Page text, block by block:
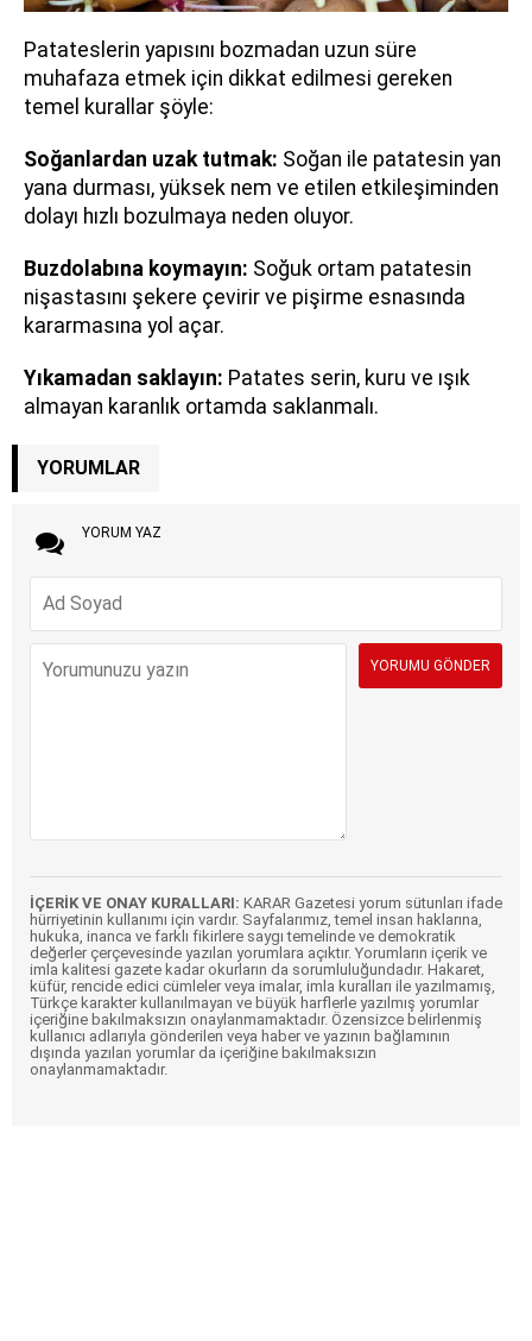
Patateslerin yapısını bozmadan uzun süre
muhafaza etmek için dikkat edilmesi gereken
temel kurallar şöyle:
Soğanlardan uzak tutmak: Soğan ile patatesin yan
yana durması, yüksek nem ve etilen etkileşiminden
dolayı hızlı bozulmaya neden oluyor.
Buzdolabına koymayın: Soğuk ortam patatesin
nişastasını şekere çevirir ve pişirme esnasında
kararmasına yol açar.
Yıkamadan saklayın: Patates serin, kuru ve ışık
almayan karanlık ortamda saklanmalı.
YORUMLAR
YORUM YAZ
İÇERİK VE ONAY KURALLARI: KARAR Gazetesi yorum sütunları ifade
hürriyetinin kullanımı için vardır. Sayfalarımız, temel insan haklarına,
hukuka, inanca ve farklı fikirlere saygı temelinde ve demokratik
değerler çerçevesinde yazılan yorumlara açıktır. Yorumların içerik ve
imla kalitesi gazete kadar okurların da sorumluluğundadır. Hakaret,
küfür, rencide edici cümleler veya imalar, imla kuralları ile yazılmamış,
Türkçe karakter kullanılmayan ve büyük harflerle yazılmış yorumlar
içeriğine bakılmaksızın onaylanmamaktadır. Özensizce belirlenmiş
kullanıcı adlarıyla gönderilen veya haber ve yazının bağlamının
dışında yazılan yorumlar da içeriğine bakılmaksızın
onaylanmamaktadır.